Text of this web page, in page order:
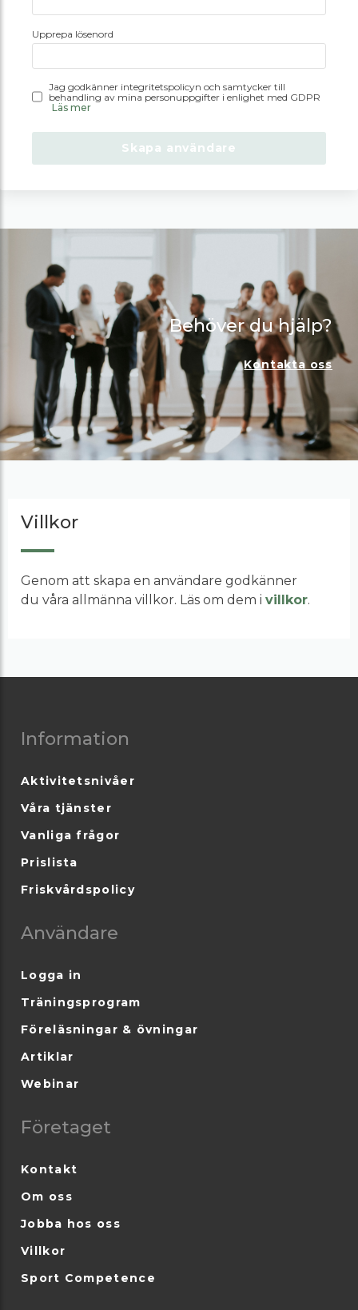
Upprepa lösenord
Jag godkänner integritetspolicyn och samtycker till
behandling av mina personuppgifter i enlighet med GDPR
Läs mer
Behöver du hjälp?
Kontakta oss
Villkor
Genom att skapa en användare godkänner
du våra allmänna villkor. Läs om dem i villkor.
Information
Aktivitetsnivåer
Våra tjänster
Vanliga frågor
Prislista
Friskvårdspolicy
Användare
Logga in
Träningsprogram
Föreläsningar & övningar
Artiklar
Webinar
Företaget
Kontakt
Om oss
Jobba hos oss
Villkor
Sport Competence